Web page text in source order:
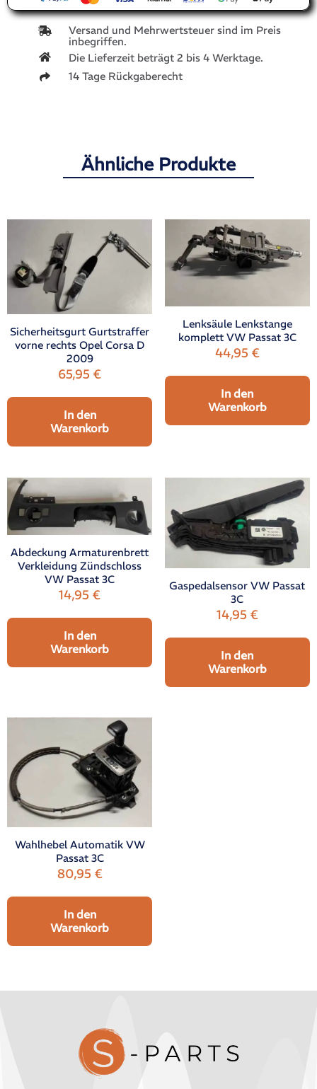
Versand und Mehrwertsteuer sind im Preis
inbegriffen.
Die Lieferzeit beträgt 2 bis 4 Werktage.
14 Tage Rückgaberecht
Ähnliche Produkte
Sicherheitsgurt Gurtstraffer
vorne rechts Opel Corsa D
2009
65,95€
In den
Warenkorb
Lenksäule Lenkstange
komplett VW Passat 3C
44,95 €
In den
Warenkorb
Abdeckung Armaturenbrett
Verkleidung Zündschloss
VW Passat 3C
14,95€
In den
Warenkorb
Gaspedalsensor VW Passat
3C
14,95 €
In den
Warenkorb
Wahlhebel Automatik VW
Passat 3C
80,95 €
In den
Warenkorb